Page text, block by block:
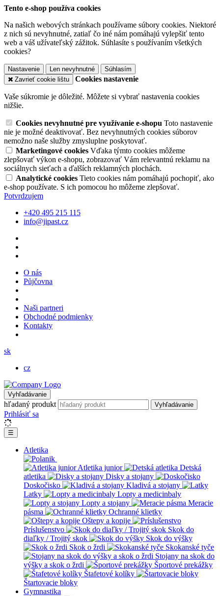
Tento e-shop používa cookies
Na našich webových stránkach používame súbory cookies. Niektoré
z nich sú nevyhnutné, zatiaľ čo iné nám pomáhajú vylepšiť tento
web a váš užívateľský zážitok. Súhlasíte s používaním všetkých
cookies?
Nastavenie Len nevyhnutné
Súhlasím
Zavrieť cookie lištu
Cookies nastavenie
Vaše súkromie je dôležité. Môžete si vybrať nastavenia cookies
nižšie.
Cookies nevyhnutné pre využívanie e-shopu Toto nastavenie
nie je možné deaktivovať. Bez nevyhnutných cookies súborov
nemožno naše služby zmysluplne poskytovať.
Marketingové cookies Vďaka týmto cookies môžeme
zlepšovať výkon e-shopu, zobrazovať Vám relevantnú reklamu na
sociálnych sieťach a ďalších reklamných plochách.
Analytické cookies Tieto cookies nám pomáhajú pochopiť, ako
e-shop používate. S ich pomocou ho môžeme zlepšovať.
Potvrdzujem
+420 495 215 115
info@jipast.cz
O nás
Půjčovna
Naši partneri
Obchodné podmienky
Kontakty
sk
cz
Vyhľadávanie
hľadaný produkt Vyhľadávanie
Prihlásiť sa
☰
Atletika
Atletika junior
Detská
atletika
Disky a stojany
Doskočisko
Kladivá a stojany
Latky
Lopty a medicinbaly
Lopty a stojany
Meracie
pásma
Ochranné klietky
Oštepy a kopije
Príslušenstvo
Skok do
diaľky / Trojitý skok
Skok do výšky
Skok o žrdi
Skokanské tyče
Stojany na skok do
výšky a skok o žrdi
Športové prekážky
Štafetové kolíky
Štartovacie bloky
Gymnastika